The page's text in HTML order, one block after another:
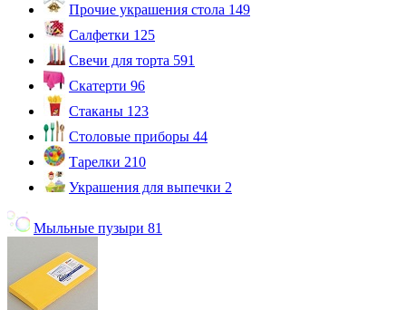
Прочие украшения стола 149
Салфетки 125
Свечи для торта 591
Скатерти 96
Стаканы 123
Столовые приборы 44
Тарелки 210
Украшения для выпечки 2
Мыльные пузыри 81